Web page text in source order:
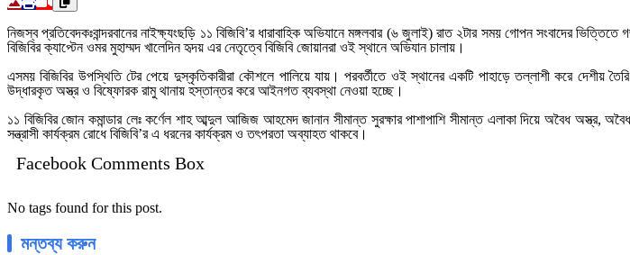
নিজস্ব প্রতিবেদকঃবান্দরবানের নাইক্ষ্যংছড়ি ১১ বিজিবি’র ধারাবাহিক অভিযানে মঙ্গলবার (৬ জুলাই) রাত ২টার সময় গোপন সংবাদের
বিজিবির ক্যাপ্টেন ওমর মুহাম্মদ খালেদিন হৃদয় এর নেতৃত্বে বিজিবি জোয়ানরা ওই স্থানে অভিযান চালায়।
এসময় বিজিবির উপস্থিতি টের পেয়ে দুস্কৃতিকারীরা কৌশলে পালিয়ে যায়। পরবর্তীতে ওই স্থানের একটি পাহাড়ে তল্লাশী করে
উদ্ধারকৃত অস্ত্র ও বিষ্ফোরক রামু থানায় হস্তান্তর করে আইনগত ব্যবস্থা নেওয়া হচ্ছে।
১১ বিজিবির জোন কমান্ডার লেঃ কর্ণেল শাহ আব্দুল আজিজ আহমেদ জানান সীমান্ত সুরক্ষার পাশাপাশি সীমান্ত এলাকা দিয়ে অবৈধ অস্ত্র,
সন্ত্রাসী কার্যক্রম রোধে বিজিবি’র এ ধরনের কার্যক্রম ও তৎপরতা অব্যাহত থাকবে।
Facebook Comments Box
No tags found for this post.
মন্তব্য করুন